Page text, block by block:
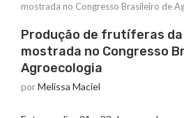
mostrada no Congresso Brasileiro de
Produção de frutíferas da
mostrada no Congresso
Agroecologia
porMelissa Maciel